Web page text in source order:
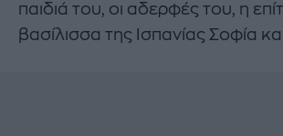
παιδιά του, οι αδερφές του, η
βασίλισσα της Ισπανίας Σοφία